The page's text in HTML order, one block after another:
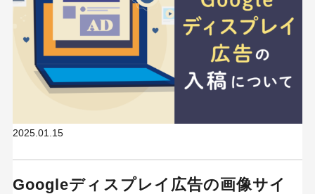
2025.01.15
Googleディスプレイ広告の画像サイ